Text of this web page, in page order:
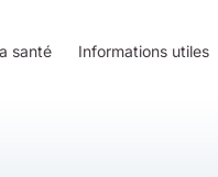
santé Informations utiles